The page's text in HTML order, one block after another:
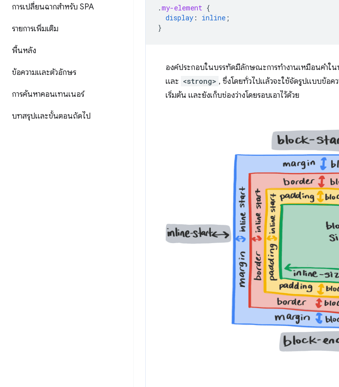
การเปลี่ยนฉากสำหรับ SPA
รายการเพิ่มเติม
พื้นหลัง
ข้อความและตัวอักษร
การค้นหาคอนเทนเนอร์
บทสรุปและขั้นตอนถัดไป
.my-element {
display : inline ;
}
องค์ประกอบในบรรทัดมีลักษณะการทำงานเหมือนคำใ
และ <strong> , ซึ่งโดยทั่วไปแล้วจะใช้จัดรูปแบบข้อค
เริ่มต้น และยังเก็บช่องว่างโดยรอบเอาไว้ด้วย